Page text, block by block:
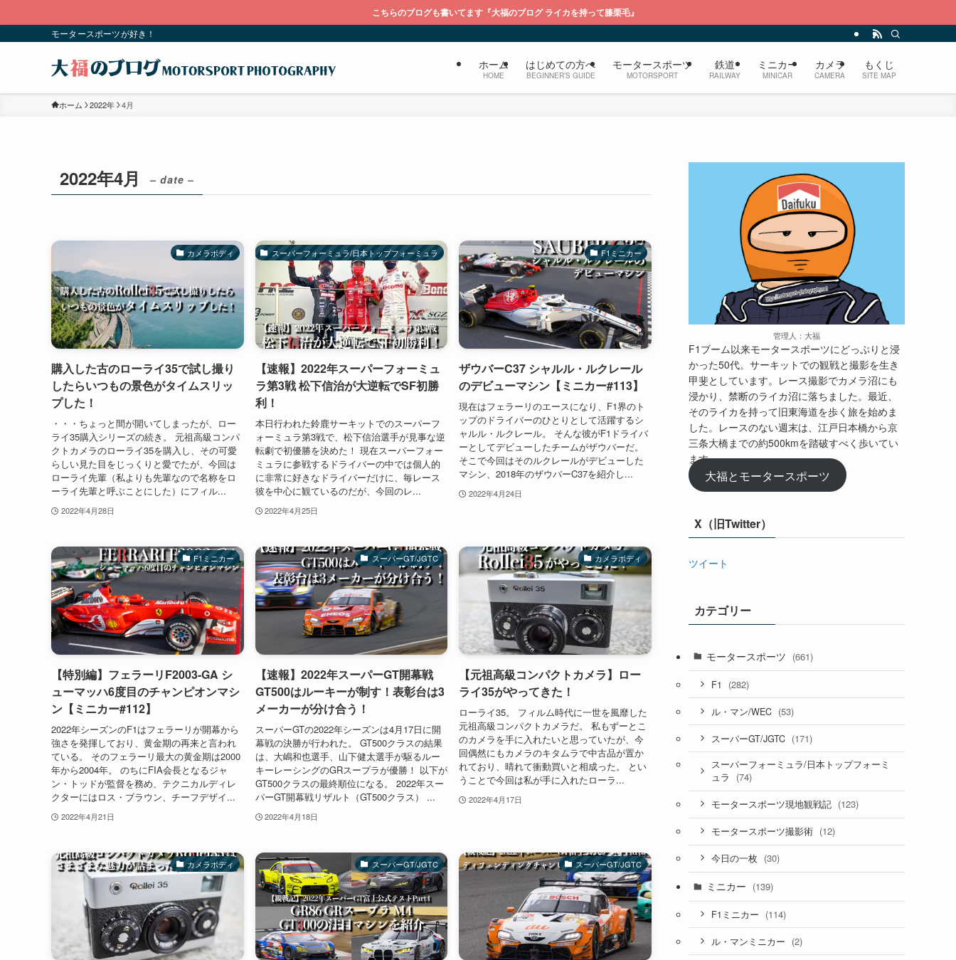
こちらのブログも書いてます『大福のブログ ライカを持って膝栗毛』
モータースポーツが好き！
ホーム
HOME
はじめての方へ
BEGINNER’S GUIDE
モータースポーツ
MOTORSPORT
鉄道
RAILWAY
ミニカー
MINICAR
カメラ
CAMERA
もくじ
SITE MAP
ホーム 2022年 4月
2022年4月 – date –
カメラボディ
購入した古のローライ35で試し撮り
したらいつもの景色がタイムスリッ
プした！
・・・ちょっと間が開いてしまったが、ロー
ライ35購入シリーズの続き。 元祖高級コンパ
クトカメラのローライ35を購入し、その可愛
らしい見た目をじっくりと愛でたが、今回は
ローライ先輩（私よりも先輩なので名称をロ
ーライ先輩と呼ぶことにした）にフィル...
2022年4月28日
スーパーフォーミュラ/日本トップフォーミュラ
【速報】2022年スーパーフォーミュ
ラ第3戦 松下信治が大逆転でSF初勝
利！
本日行われた鈴鹿サーキットでのスーパーフ
ォーミュラ第3戦で、松下信治選手が見事な逆
転劇で初優勝を決めた！ 現在スーパーフォー
ミュラに参戦するドライバーの中では個人的
に非常に好きなドライバーだけに、毎レース
彼を中心に観ているのだが、今回のレ...
2022年4月25日
F1ミニカー
ザウバーC37 シャルル・ルクレール
のデビューマシン【ミニカー#113】
現在はフェラーリのエースになり、F1界のト
ップのドライバーのひとりとして活躍するシ
ャルル・ルクレール。 そんな彼がF1ドライバ
ーとしてデビューしたチームがザウバーだ。
そこで今回はそのルクレールがデビューした
マシン、2018年のザウバーC37を紹介し...
2022年4月24日
F1ミニカー
【特別編】フェラーリF2003-GA シ
ューマッハ6度目のチャンピオンマシ
ン【ミニカー#112】
2022年シーズンのF1はフェラーリが開幕から
強さを発揮しており、黄金期の再来と言われ
ている。 そのフェラーリ最大の黄金期は2000
年から2004年。 のちにFIA会長となるジャ
ン・トッドが監督を務め、テクニカルディレ
クターにはロス・ブラウン、チーフデザイ...
2022年4月21日
スーパーGT/JGTC
【速報】2022年スーパーGT開幕戦
GT500はルーキーが制す！表彰台は3
メーカーが分け合う！
スーパーGTの2022年シーズンは4月17日に開
幕戦の決勝が行われた。 GT500クラスの結果
は、大嶋和也選手、山下健太選手が駆るルー
キーレーシングのGRスープラが優勝！ 以下が
GT500クラスの最終順位になる。 2022年スー
パーGT開幕戦リザルト（GT500クラス） ...
2022年4月18日
カメラボディ
【元祖高級コンパクトカメラ】ロー
ライ35がやってきた！
ローライ35。 フィルム時代に一世を風靡した
元祖高級コンパクトカメラだ。 私もずーとこ
のカメラを手に入れたいと思っていたが、今
回偶然にもカメラのキタムラで中古品が置か
れており、晴れて衝動買いと相成った。 とい
うことで今回は私が手に入れたローラ...
2022年4月17日
カメラボディ スーパーGT/JGTC スーパーGT/JGTC
管理人：大福
F1ブーム以来モータースポーツにどっぷりと浸
かった50代。サーキットでの観戦と撮影を生き
甲斐としています。レース撮影でカメラ沼にも
浸かり、禁断のライカ沼に落ちました。最近、
そのライカを持って旧東海道を歩く旅を始めま
した。レースのない週末は、江戸日本橋から京
三条大橋までの約500kmを踏破すべく歩いてい
ます。
大福とモータースポーツ
X（旧Twitter）
ツイート
カテゴリー
モータースポーツ (661)
F1 (282)
ル・マン/WEC (53)
スーパーGT/JGTC (171)
スーパーフォーミュラ/日本トップフォーミ
ュラ
(74)
モータースポーツ現地観戦記 (123)
モータースポーツ撮影術 (12)
今日の一枚 (30)
ミニカー (139)
F1ミニカー (114)
ル・マンミニカー (2)